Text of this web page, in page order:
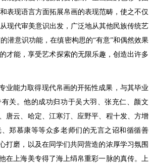
表现语言方面拓展帛画的表现范畴，使之不仅
现代审美意识出发，广泛地从其他民族传统艺
潜意识功能，在缜密构思的“有意”和偶然效果
才能，享受艺术探索的无限乐趣，创造出许多
业能力取得现代帛画的开拓性成果，与其毕业
关。他的成功归功于吴大羽、张充仁、颜文
唐云、哈定、江寒汀、应野平、程十发、方增
郑慕康等等众多老师们的无言之诏和循循善
打磨，以及在同学们共同营造的浓厚学习氛围
在上海美专得了海上绢帛重彩一脉的真传。上